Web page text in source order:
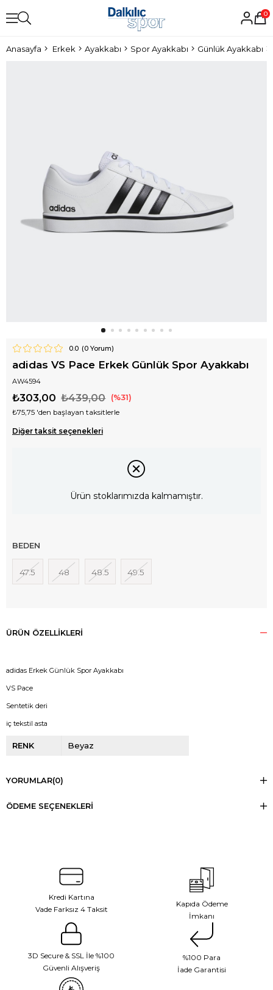
0
Anasayfa Erkek Ayakkabı Spor Ayakkabı Günlük Ayakkabı
0.0 (0Yorum)
adidas VS Pace Erkek Günlük Spor Ayakkabı
AW4594
₺439,00
₺303,00 31
₺75,75 'den başlayan taksitlerle
Diğer taksit seçenekleri
Ürün stoklarımızda kalmamıştır.
BEDEN
47.5 48 48.5 49.5
ÜRÜN ÖZELLIKLERI
adidas Erkek Günlük Spor Ayakkabı
VS Pace
Sentetik deri
iç tekstil asta
RENK Beyaz
YORUMLAR(0)
ÖDEME SEÇENEKLERI
Kredi Kartına
Vade Farksız 4 Taksit
Kapıda Ödeme
İmkanı
3D Secure & SSL İle %100
Güvenli Alışveriş
%100 Para
İade Garantisi